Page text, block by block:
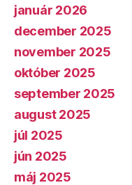
január 2026
december 2025
november 2025
október 2025
september 2025
august 2025
júl 2025
jún 2025
máj 2025